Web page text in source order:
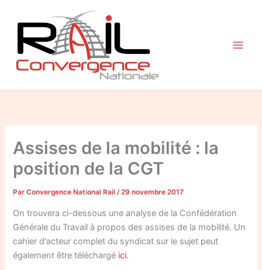
contenu
Assises de la mobilité : la
position de la CGT
ParConvergence National Rail/29 novembre 2017
On trouvera ci-dessous une analyse de la Confédération
Générale du Travail à propos des assises de la mobilité. Un
cahier d'acteur complet du syndicat sur le sujet peut
également être téléchargé ici.